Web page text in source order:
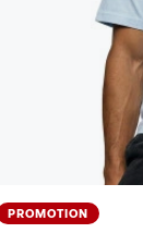
PROMOTION